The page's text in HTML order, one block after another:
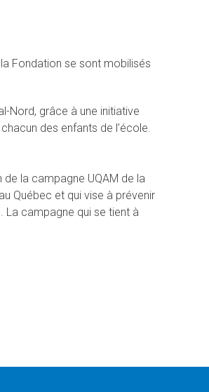
Fondation se sont mobilisés
Nord, grâce à une initiative
des enfants de l’école.
la campagne UQAM de la
Québec et qui vise à prévenir
La campagne qui se tient à